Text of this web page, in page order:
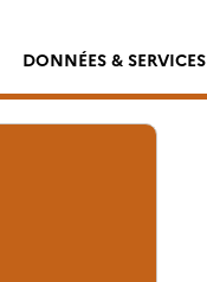
DONNÉES & SERVICES